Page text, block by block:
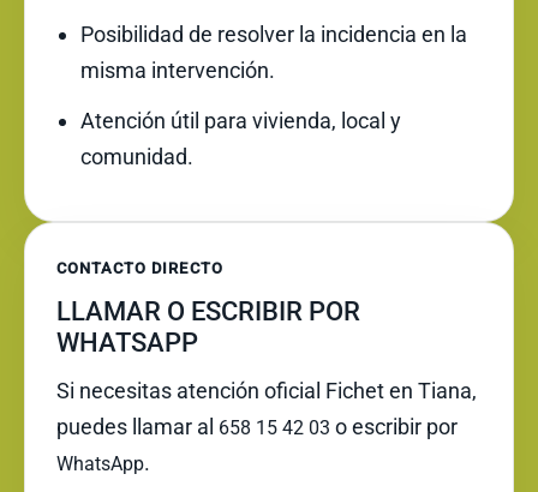
Posibilidad de resolver la incidencia en la
misma intervención.
Atención útil para vivienda, local y
comunidad.
CONTACTO DIRECTO
LLAMAR O ESCRIBIR POR
WHATSAPP
Si necesitas atención oficial Fichet en Tiana,
puedes llamar al 658 15 42 03 o escribir por
WhatsApp.